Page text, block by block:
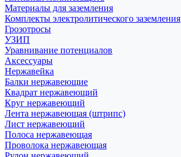
Материалы для заземления
Комплекты электролитического заземления
Грозотросы
УЗИП
Уравнивание потенциалов
Аксессуары
Нержавейка
Балки нержавеющие
Квадрат нержавеющий
Круг нержавеющий
Лента нержавеющая (штрипс)
Лист нержавеющий
Полоса нержавеющая
Проволока нержавеющая